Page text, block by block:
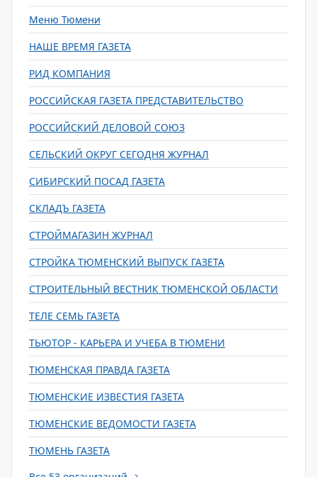
Меню Тюмени
НАШЕ ВРЕМЯ ГАЗЕТА
РИД КОМПАНИЯ
РОССИЙСКАЯ ГАЗЕТА ПРЕДСТАВИТЕЛЬСТВО
РОССИЙСКИЙ ДЕЛОВОЙ СОЮЗ
СЕЛЬСКИЙ ОКРУГ СЕГОДНЯ ЖУРНАЛ
СИБИРСКИЙ ПОСАД ГАЗЕТА
СКЛАДЪ ГАЗЕТА
СТРОЙМАГАЗИН ЖУРНАЛ
СТРОЙКА ТЮМЕНСКИЙ ВЫПУСК ГАЗЕТА
СТРОИТЕЛЬНЫЙ ВЕСТНИК ТЮМЕНСКОЙ ОБЛАСТИ
ТЕЛЕ СЕМЬ ГАЗЕТА
ТЬЮТОР - КАРЬЕРА И УЧЕБА В ТЮМЕНИ
ТЮМЕНСКАЯ ПРАВДА ГАЗЕТА
ТЮМЕНСКИЕ ИЗВЕСТИЯ ГАЗЕТА
ТЮМЕНСКИЕ ВЕДОМОСТИ ГАЗЕТА
ТЮМЕНЬ ГАЗЕТА